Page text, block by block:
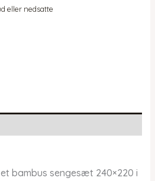
eller nedsatte
bambus sengesæt 240×220 i